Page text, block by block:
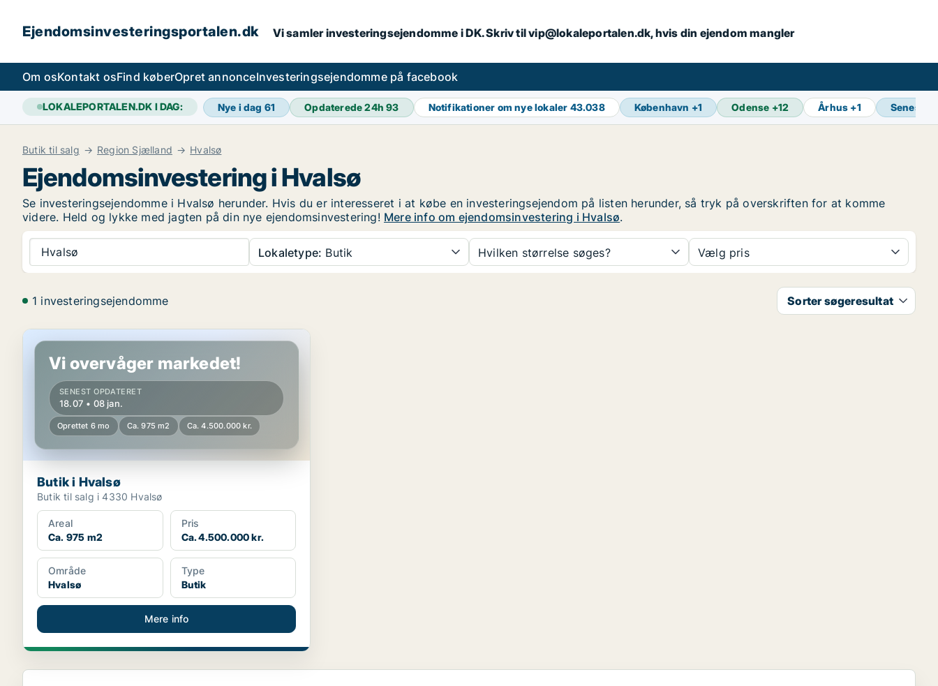
Ejendomsinvesteringsportalen.dk Vi samler investeringsejendomme i DK. Skriv til vip@lokaleportalen.dk, hvis din ejendom mangler
Om osKontakt osFind køberOpret annonceInvesteringsejendomme på facebook
LOKALEPORTALEN.DK I DAG: Nye i dag 61 Opdaterede 24h93 Notifikationer om nye lokaler 43.038 København +1 Odense +12 Århus +1 Seneste
Butik til salg Region Sjælland Hvalsø
Ejendomsinvestering i Hvalsø
Se investeringsejendomme i Hvalsø herunder. Hvis du er interesseret i at købe en investeringsejendom på listen herunder, så tryk på overskriften for at komme
videre. Held og lykke med jagten på din nye ejendomsinvestering! Mere info om ejendomsinvestering i Hvalsø.
Hvalsø Lokaletype: Butik Hvilken størrelse søges? Vælg pris
1 investeringsejendomme Sorter søgeresultat
Butik i Hvalsø
Vi overvåger markedet!
SENEST OPDATERET
18.07 • 08 jan.
Oprettet 6 mo Ca. 975 m2 Ca. 4.500.000 kr.
Butik i Hvalsø
Butik til salg i 4330 Hvalsø
Areal
Ca. 975 m2
Pris
Ca. 4.500.000 kr.
Område
Hvalsø
Type
Butik
Mere info